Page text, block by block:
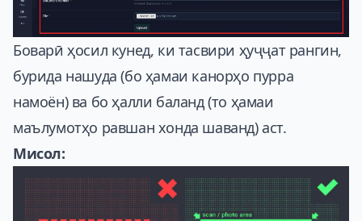
Боварӣ ҳосил кунед, ки тасвири ҳуҷҷат рангин,
бурида нашуда (бо ҳамаи канорҳо пурра
намоён) ва бо ҳалли баланд (то ҳамаи
маълумотҳо равшан хонда шаванд) аст.
Мисол: